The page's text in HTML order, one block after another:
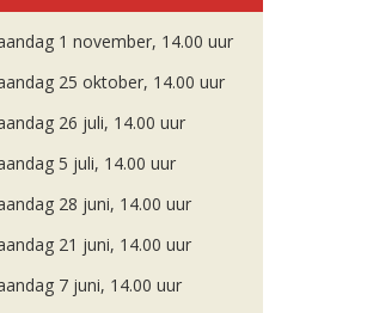
1 november, 14.00 uur
25 oktober, 14.00 uur
26 juli, 14.00 uur
5 juli, 14.00 uur
28 juni, 14.00 uur
21 juni, 14.00 uur
7 juni, 14.00 uur